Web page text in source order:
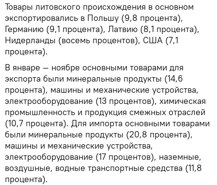
Товары литовского происхождения в основном
экспортировались в Польшу (9,8 процента),
Германию (9,1 процента), Латвию (8,1 процента),
Нидерланды (восемь процентов), США (7,1
процента).
В январе — ноябре основными товарами для
экспорта были минеральные продукты (14,6
процента), машины и механические устройства,
электрооборудование (13 процентов), химическая
промышленность и продукция смежных отраслей
(10,7 процента). Для импорта основными товарами
были минеральные продукты (20,8 процента),
машины и механические устройства,
электрооборудование (17 процентов), наземные,
воздушные, водные транспортные средства (11,8
процента).